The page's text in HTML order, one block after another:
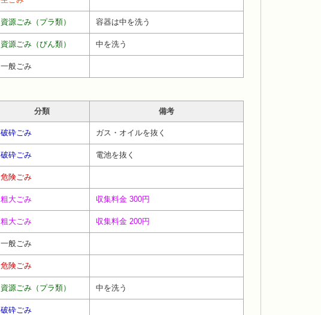
資源ごみ（プラ類） 容器は中を洗う
資源ごみ（びん類） 中を洗う
一般ごみ
分類 備考
破砕ごみ ガス・オイルを抜く
破砕ごみ 電池を抜く
危険ごみ
粗大ごみ 収集料金 300円
粗大ごみ 収集料金 200円
一般ごみ
危険ごみ
資源ごみ（プラ類） 中を洗う
破砕ごみ